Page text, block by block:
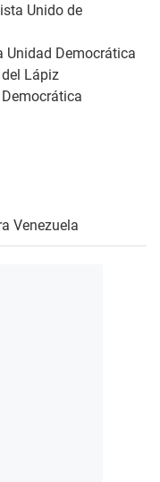
Unido de
Unidad Democrática
Lápiz
Venezuela